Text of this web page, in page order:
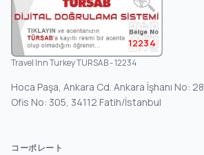
12234
Travel Inn Turkey TURSAB - 12234
Hoca Paşa, Ankara Cd. Ankara İşhanı No: 28
Ofis No: 305, 34112 Fatih/İstanbul
コーポレート